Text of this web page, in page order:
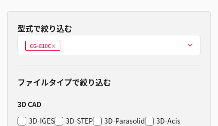
型式で絞り込む
型式を選ぶ
CG-810C削
除
ファイルタイプで絞り込む
3D CAD
3D-IGES
3D-STEP 3D-Parasolid
3D-Acis